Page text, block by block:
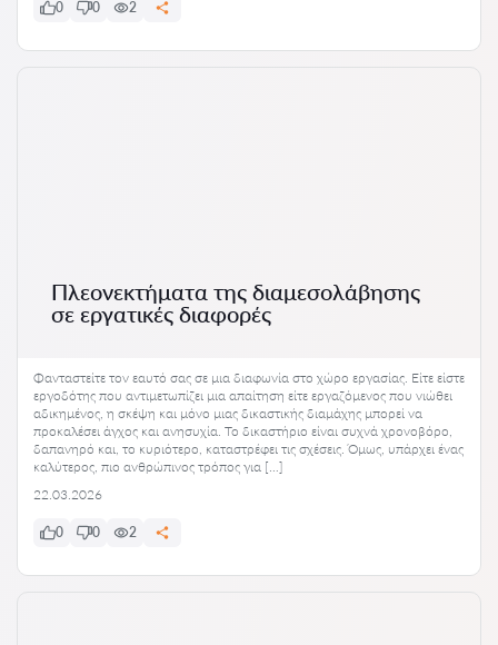
0 0 2
Πλεονεκτήματα της διαμεσολάβησης
σε εργατικές διαφορές
Φανταστείτε τον εαυτό σας σε μια διαφωνία στο χώρο εργασίας. Είτε είστε
εργοδότης που αντιμετωπίζει μια απαίτηση είτε εργαζόμενος που νιώθει
αδικημένος, η σκέψη και μόνο μιας δικαστικής διαμάχης μπορεί να
προκαλέσει άγχος και ανησυχία. Το δικαστήριο είναι συχνά χρονοβόρο,
δαπανηρό και, το κυριότερο, καταστρέφει τις σχέσεις. Όμως, υπάρχει ένας
καλύτερος, πιο ανθρώπινος τρόπος για […]
22.03.2026
0 0 2